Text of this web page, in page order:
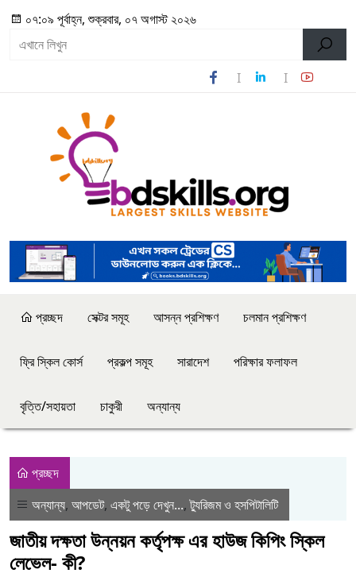
০৭:০৯ পূর্বাহ্ন, শুক্রবার, ০৭ অগাস্ট ২০২৬
প্রচ্ছদ সেক্টর সমূহ আসন্ন প্রশিক্ষণ চলমান প্রশিক্ষণ
ফ্রি স্কিল কোর্স প্রকল্প সমূহ সারাদেশ পরিক্ষার ফলাফল
বৃত্তি/সহায়তা চাকুরী অন্যান্য
প্রচ্ছদ
অন্যান্য, আপডেট, একটু পড়ে দেখুন...,ট্যুরিজম ও হসপিটালিটি
জাতীয় দক্ষতা উন্নয়ন কর্তৃপক্ষ এর হাউজ কিপিং স্কিল
লেভেল- কী?